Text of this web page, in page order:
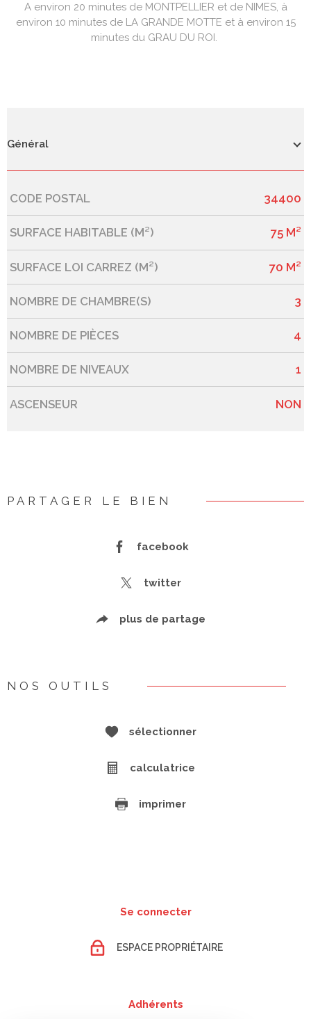
A environ 20 minutes de MONTPELLIER et de NIMES, à
environ 10 minutes de LA GRANDE MOTTE et à environ 15
minutes du GRAU DU ROI.
Général
Caractérisque Valeurs
CODE POSTAL 34400
SURFACE HABITABLE (M²) 75 M²
SURFACE LOI CARREZ (M²) 70 M²
NOMBRE DE CHAMBRE(S) 3
NOMBRE DE PIÈCES 4
NOMBRE DE NIVEAUX 1
ASCENSEUR NON
PARTAGER LE BIEN
facebook
twitter
plus de partage
NOS OUTILS
sélectionner
calculatrice
imprimer
Se connecter
ESPACE PROPRIÉTAIRE
Adhérents